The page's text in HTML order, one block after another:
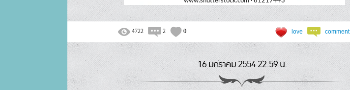
4722 2 0 love comment
16 มกราคม 2554 22:59 น.